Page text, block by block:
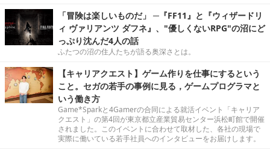
「冒険は楽しいものだ」 ─『FF11』と『ウィザードリ
ィ ヴァリアンツ ダフネ』、"優しくないRPG"の沼にど
っぷり沈んだ4人の話
ふたつの沼の住人たちが語る奥深さとは。
【キャリアクエスト】ゲーム作りを仕事にするという
こと。セガの若手の事例に見る，ゲームプログラマと
いう働き方
Game*Sparkと4Gamerの合同による就活イベント「キャリア
クエスト」の第4回が東京都立産業貿易センター浜松町館で開催
されました。このイベントに合わせて取材した、各社の現場で
実際に働いている若手社員へのインタビューをお届けします。